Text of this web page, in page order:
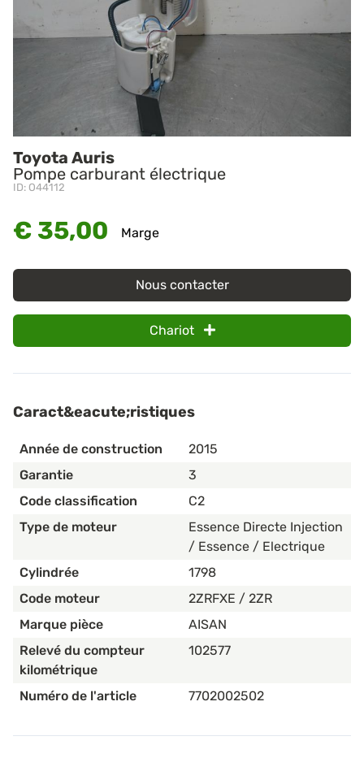
Toyota Auris
Pompe carburant électrique
ID: O44112
€ 35,00 Marge
Nous contacter
Chariot
Caract&eacute;ristiques
Année de construction
2015
Garantie
3
Code classification
C2
Type de moteur
Essence Directe Injection
/ Essence / Electrique
Cylindrée
1798
Code moteur
2ZRFXE / 2ZR
Marque pièce
AISAN
Relevé du compteur
kilométrique
102577
Numéro de l'article 7702002502